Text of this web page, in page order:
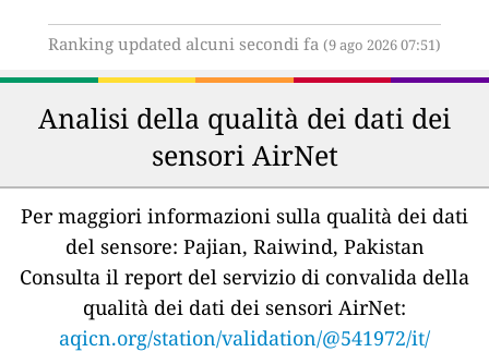
Ranking updated alcuni secondi fa (9 ago 2026 07:51)
Analisi della qualità dei dati dei
sensori AirNet
Per maggiori informazioni sulla qualità dei dati
del sensore: Pajian, Raiwind, Pakistan
Consulta il report del servizio di convalida della
qualità dei dati dei sensori AirNet:
aqicn.org/station/validation/@541972/it/